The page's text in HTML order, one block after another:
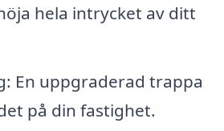
hela intrycket av ditt
En uppgraderad trappa
på din fastighet.